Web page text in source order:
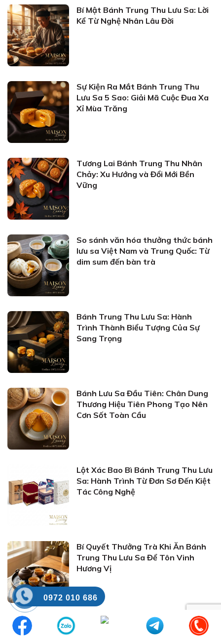
Bí Mật Bánh Trung Thu Lưu Sa: Lời
Kể Từ Nghệ Nhân Lâu Đời
Sự Kiện Ra Mắt Bánh Trung Thu
Lưu Sa 5 Sao: Giải Mã Cuộc Đua Xa
Xỉ Mùa Trăng
Tương Lai Bánh Trung Thu Nhân
Chảy: Xu Hướng và Đổi Mới Bền
Vững
So sánh văn hóa thưởng thức bánh
lưu sa Việt Nam và Trung Quốc: Từ
dim sum đến bàn trà
Bánh Trung Thu Lưu Sa: Hành
Trình Thành Biểu Tượng Của Sự
Sang Trọng
Bánh Lưu Sa Đầu Tiên: Chân Dung
Thương Hiệu Tiên Phong Tạo Nên
Cơn Sốt Toàn Cầu
Lột Xác Bao Bì Bánh Trung Thu Lưu
Sa: Hành Trình Từ Đơn Sơ Đến Kiệt
Tác Công Nghệ
Bí Quyết Thưởng Trà Khi Ăn Bánh
Trung Thu Lưu Sa Để Tôn Vinh
Hương Vị
Bánh Lưu Sa Hồng Kông: Bí Quyết
Nướng Và Thưởng Thức Chuẩn
0972 010 686